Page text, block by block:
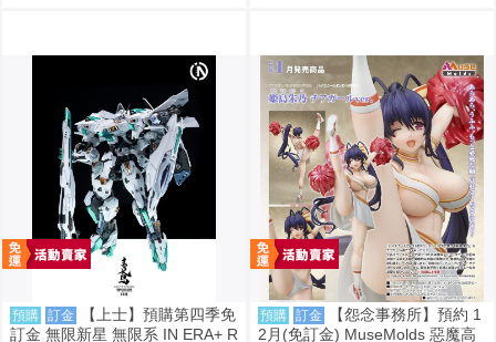
預購 訂金
【上士】預購第四季免
訂金 無限新星 無限系 IN ERA+ R
預購 訂金
【怨念事務所】預約 1
2月(免訂金) MuseMolds 惡魔高